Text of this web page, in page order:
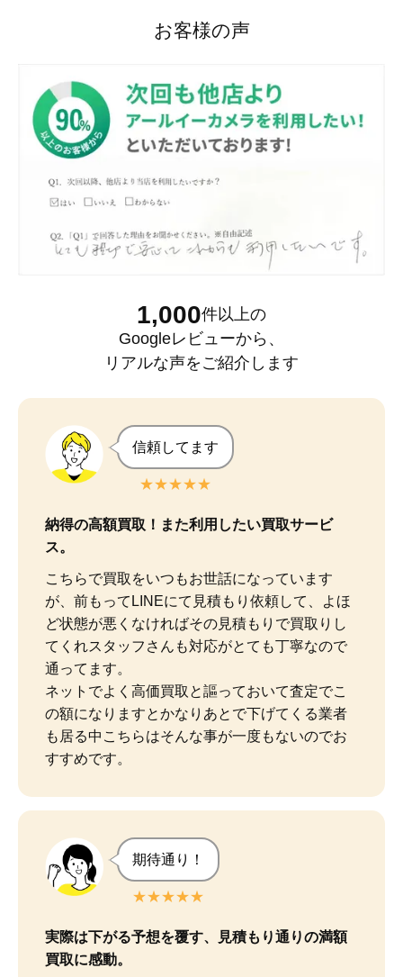
お客様の声
1,000件以上の
Googleレビューから、
リアルな声をご紹介します
信頼してます
★★★★★
納得の高額買取！また利用したい買取サービ
ス。
こちらで買取をいつもお世話になっています
が、前もってLINEにて見積もり依頼して、よほ
ど状態が悪くなければその見積もりで買取りし
てくれスタッフさんも対応がとても丁寧なので
通ってます。
ネットでよく高価買取と謳っておいて査定でこ
の額になりますとかなりあとで下げてくる業者
も居る中こちらはそんな事が一度もないのでお
すすめです。
期待通り！
★★★★★
実際は下がる予想を覆す、見積もり通りの満額
買取に感動。